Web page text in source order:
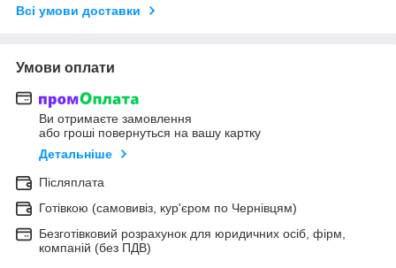
Всі умови доставки
Умови оплати
Ви отримаєте замовлення
або гроші повернуться на вашу картку
Детальніше
Післяплата
Готівкою (самовивіз, кур'єром по Чернівцям)
Безготівковий розрахунок для юридичних осіб, фірм,
компаній (без ПДВ)